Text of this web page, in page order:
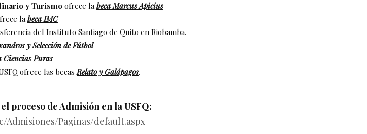
y Turismo ofrece labeca Marcus Apicius
labeca IMC
del Instituto Santiago de Quito en Riobamba.
y Selección de Fútbol
Ciencias Puras
ofrece las becasRelato yGalápagos.
proceso de Admisión en la USFQ:
Admisiones/Paginas/default.aspx